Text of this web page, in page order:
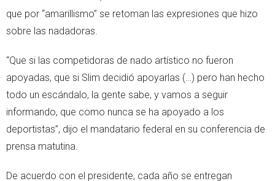
que por “amarillismo” se retoman las expresiones que hizo
sobre las nadadoras.
“Que si las competidoras de nado artístico no fueron
apoyadas, que si Slim decidió apoyarlas (…) pero han hecho
todo un escándalo, la gente sabe, y vamos a seguir
informando, que como nunca se ha apoyado a los
deportistas”, dijo el mandatario federal en su conferencia de
prensa matutina.
De acuerdo con el presidente, cada año se entregan